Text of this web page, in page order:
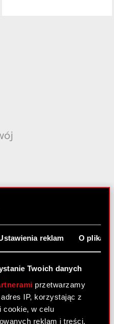
reklam O
Twoich danych
przetwarzamy
IP, korzystając z
cookie, w celu
reklam i treści,
Królów